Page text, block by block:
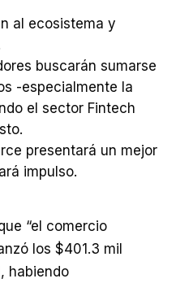
al ecosistema y
buscarán sumarse
-especialmente la
el sector Fintech
presentará un mejor
impulso.
“el comercio
los $401.3 mil
habiendo